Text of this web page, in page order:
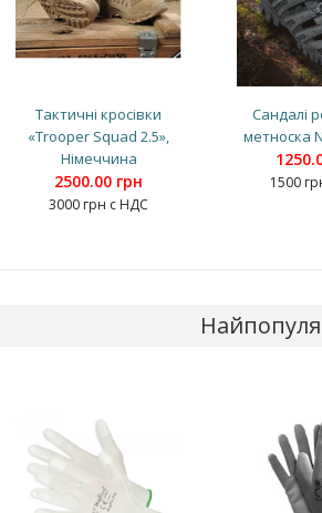
Тактичні кросівки
«Trooper Squad 2.5»,
Німеччина
2500.00 грн
3000 грн с НДС
Сандалі
метноска
1500